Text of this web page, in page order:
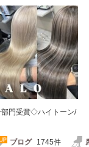
部門受賞◇ハイトーン/
ブログ 1745件